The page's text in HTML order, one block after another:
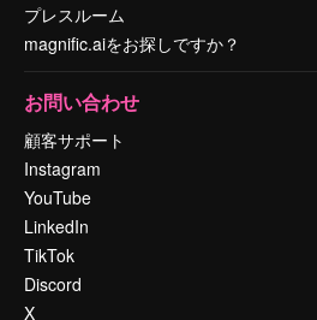
プレスルーム
magnific.aiをお探しですか？
お問い合わせ
顧客サポート
Instagram
YouTube
LinkedIn
TikTok
Discord
X